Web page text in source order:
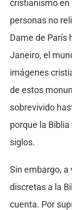
cristianismo en
personas no
Dame de París
Janeiro, el
imágenes
de estos
sobrevivido
porque la
siglos.
Sin embargo,
discretas a la
cuenta. Por